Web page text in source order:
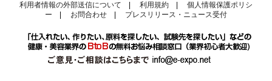
利用者情報の外部送信について
利用規約
個人情報保護ポリシ
ー
お問合わせ プレスリリース・ニュース受付